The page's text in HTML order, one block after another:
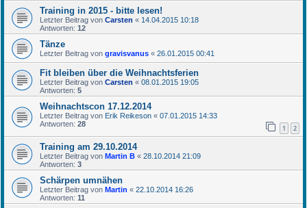
Training in 2015 - bitte lesen!
Letzter Beitrag von Carsten « 14.04.2015 10:18
Antworten: 12
Tänze
Letzter Beitrag von gravisvanus « 26.01.2015 00:41
Fit bleiben über die Weihnachtsferien
Letzter Beitrag von Carsten « 08.01.2015 19:05
Antworten: 5
Weihnachtscon 17.12.2014
Letzter Beitrag von Erik Reikeson « 07.01.2015 14:33
Antworten: 28 1 2
Training am 29.10.2014
Letzter Beitrag von Martin B « 28.10.2014 21:09
Antworten: 3
Schärpen umnähen
Letzter Beitrag von Martin « 22.10.2014 16:26
Antworten: 11